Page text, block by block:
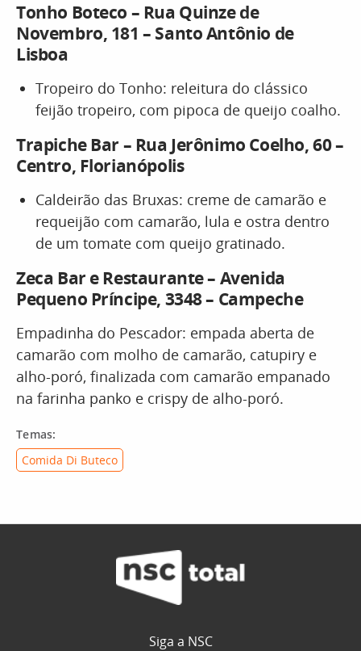
Tonho Boteco – Rua Quinze de
Novembro, 181 – Santo Antônio de
Lisboa
Tropeiro do Tonho: releitura do clássico
feijão tropeiro, com pipoca de queijo coalho.
Trapiche Bar – Rua Jerônimo Coelho, 60 –
Centro, Florianópolis
Caldeirão das Bruxas: creme de camarão e
requeijão com camarão, lula e ostra dentro
de um tomate com queijo gratinado.
Zeca Bar e Restaurante – Avenida
Pequeno Príncipe, 3348 – Campeche
Empadinha do Pescador: empada aberta de
camarão com molho de camarão, catupiry e
alho-poró, finalizada com camarão empanado
na farinha panko e crispy de alho-poró.
Temas:
Comida Di Buteco
Siga a NSC